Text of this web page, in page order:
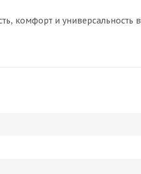
комфорт и универсальность в